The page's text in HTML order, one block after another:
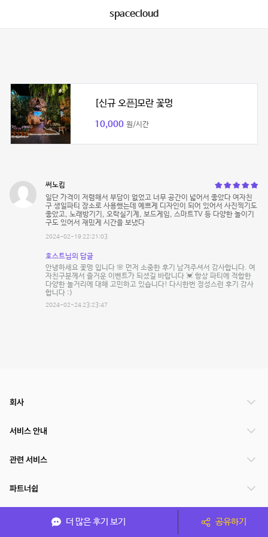
spacecloud
[신규 오픈]모란 꽃멍
10,000 원/시간
써노킴
일단 가격이 저렴해서 부담이 없었고 너무 공간이 넓어서 좋았다 여자친
구 생일파티 장소로 사용했는데 예쁘게 디자인이 되어 있어서 사진찍기도
좋았고, 노래방기기, 오락실기계, 보드게임, 스마트TV 등 다양한 놀이기
구도 있어서 재밌게 시간을 보냈다
2024-02-19 22:21:03
호스트님의 답글
안녕하세요 꽃멍 입니다 🌸 먼저 소중한 후기 남겨주셔서 감사합니다. 여
자친구분께서 즐거운 이벤트가 되셨길 바랍니다 💓 항상 파티에 적합한
다양한 놀거리에 대해 고민하고 있습니다! 다시한번 정성스런 후기 감사
합니다 :)
2024-02-24 23:23:47
더 많은 후기 보기 공유하기
회사
서비스 안내
관련 서비스
파트너쉽
서비스 제공 국가